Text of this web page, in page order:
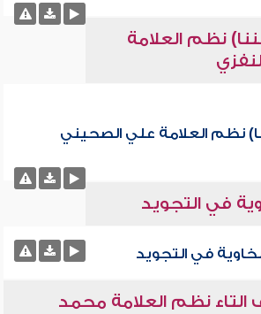
نظم العلامة
نظم العلامة علي الصحيني
في التجويد
في التجويد
نظم العلامة محمد